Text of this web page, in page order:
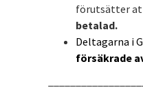
förutsätter
betalad.
Deltagarna i
försäkrade